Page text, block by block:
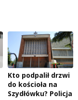
Kto podpalił drzwi
do kościoła na
Szydłówku? Policja